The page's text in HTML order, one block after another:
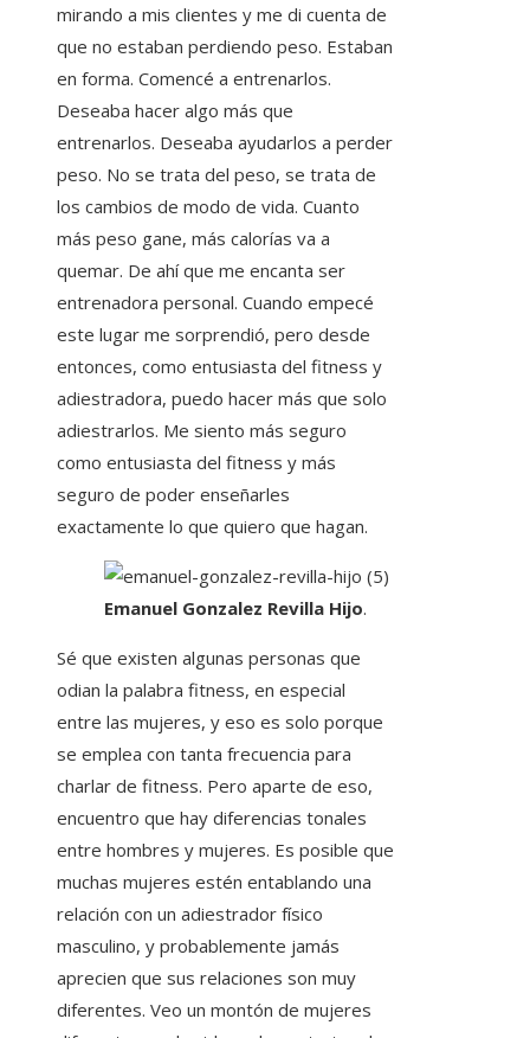
mirando a mis clientes y me di cuenta de
que no estaban perdiendo peso. Estaban
en forma. Comencé a entrenarlos.
Deseaba hacer algo más que
entrenarlos. Deseaba ayudarlos a perder
peso. No se trata del peso, se trata de
los cambios de modo de vida. Cuanto
más peso gane, más calorías va a
quemar. De ahí que me encanta ser
entrenadora personal. Cuando empecé
este lugar me sorprendió, pero desde
entonces, como entusiasta del fitness y
adiestradora, puedo hacer más que solo
adiestrarlos. Me siento más seguro
como entusiasta del fitness y más
seguro de poder enseñarles
exactamente lo que quiero que hagan.
Emanuel Gonzalez Revilla Hijo.
Sé que existen algunas personas que
odian la palabra fitness, en especial
entre las mujeres, y eso es solo porque
se emplea con tanta frecuencia para
charlar de fitness. Pero aparte de eso,
encuentro que hay diferencias tonales
entre hombres y mujeres. Es posible que
muchas mujeres estén entablando una
relación con un adiestrador físico
masculino, y probablemente jamás
aprecien que sus relaciones son muy
diferentes. Veo un montón de mujeres